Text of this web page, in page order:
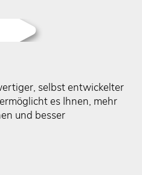
selbst entwickelter
es Ihnen, mehr
und besser